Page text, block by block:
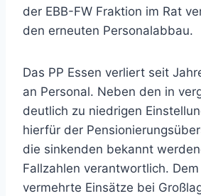
der EBB-FW Fraktion im Rat
den erneuten Personalabbau.
Das PP Essen verliert seit
an Personal. Neben den in
deutlich zu niedrigen
hierfür der
die sinkenden bekannt
Fallzahlen verantwortlich.
vermehrte Einsätze bei